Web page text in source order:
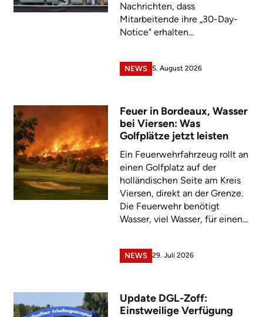
Nachrichten, dass
Mitarbeitende ihre „30-Day-
Notice" erhalten...
NEWS 5. August 2026
Feuer in Bordeaux, Wasser
bei Viersen: Was
Golfplätze jetzt leisten
Ein Feuerwehrfahrzeug rollt an
einen Golfplatz auf der
holländischen Seite am Kreis
Viersen, direkt an der Grenze.
Die Feuerwehr benötigt
Wasser, viel Wasser, für einen...
NEWS 29. Juli 2026
Update DGL-Zoff:
Einstweilige Verfügung